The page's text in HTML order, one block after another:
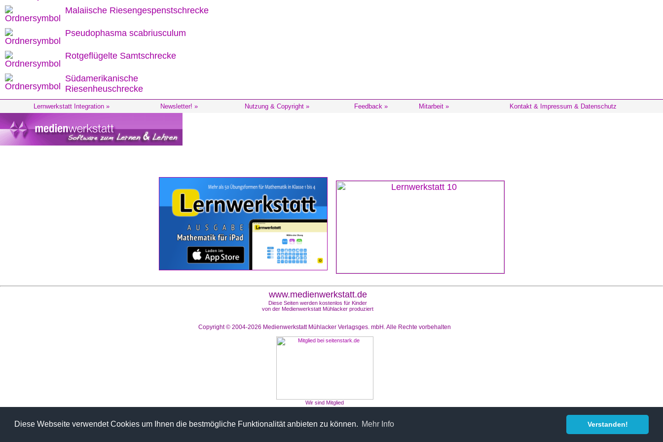
Diese Webseite verwendet Cookies um Ihnen die bestmögliche Funktionalität anbieten zu können. Mehr Info Verstanden!
Malaiische Riesengespenstschrecke
Pseudophasma scabriusculum
Rotgeflügelte Samtschrecke
Südamerikanische
Riesenheuschrecke
Lernwerkstatt Integration » Newsletter! » Nutzung & Copyright » Feedback » Mitarbeit » Kontakt & Impressum & Datenschutz
www.medienwerkstatt.de
Diese Seiten werden kostenlos für Kinder
von der Medienwerkstatt Mühlacker produziert
Copyright © 2004-2026 Medienwerkstatt Mühlacker Verlagsges. mbH. Alle Rechte vorbehalten
Wir sind Mitglied
Fincas Mallorca